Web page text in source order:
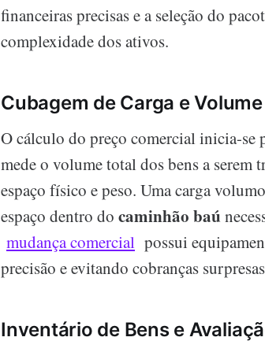
financeiras precisas e a seleção do
complexidade dos ativos.
Cubagem de Carga e
O cálculo do preço comercial inicia-se
mede o volume total dos bens a serem
espaço físico e peso. Uma carga
espaço dentro do caminhão baú
mudança comercial possui
precisão e evitando cobranças
Inventário de Bens e